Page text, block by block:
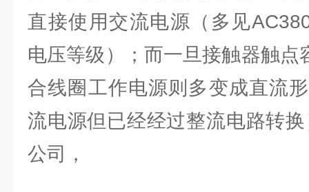
直接使用交流电源（多见
电压等级）；而一旦接触器触点
合线圈工作电源则多变成直流
流电源但已经经过整流电路转
公司，